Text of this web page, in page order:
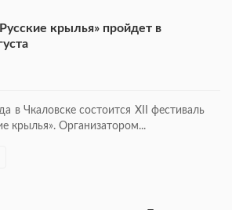
крылья» пройдет в
в Чкаловске состоится XII фестиваль
крылья». Организатором...